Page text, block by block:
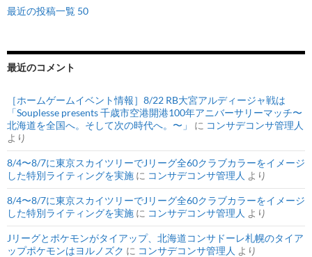
最近の投稿一覧 50
最近のコメント
［ホームゲームイベント情報］8/22 RB大宮アルディージャ戦は
「Souplesse presents 千歳市空港開港100年アニバーサリーマッチ〜
北海道を全国へ。そして次の時代へ。〜」
に コンサデコンサ管理人
より
8/4〜8/7に東京スカイツリーでJリーグ全60クラブカラーをイメージ
した特別ライティングを実施 に コンサデコンサ管理人 より
8/4〜8/7に東京スカイツリーでJリーグ全60クラブカラーをイメージ
した特別ライティングを実施 に コンサデコンサ管理人 より
Jリーグとポケモンがタイアップ、北海道コンサドーレ札幌のタイア
ップポケモンはヨルノズク に コンサデコンサ管理人 より